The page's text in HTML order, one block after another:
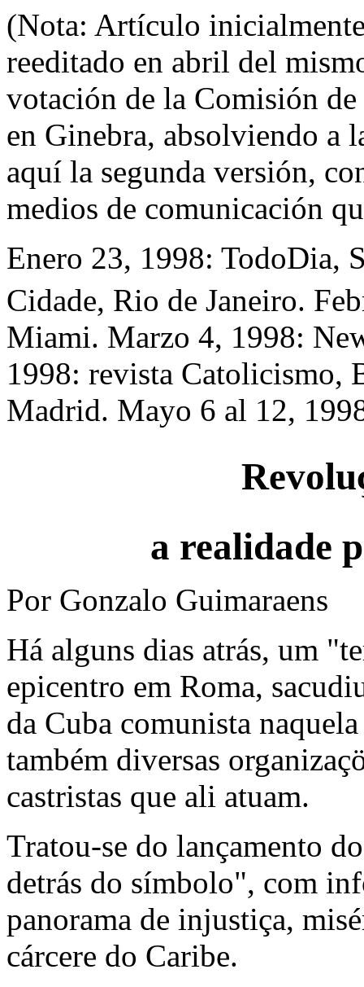
(Nota: Artículo
reeditado en abril del
votación de la Comisión
en Ginebra, absolviendo a
aquí la segunda versión,
medios de comunicación
Enero 23, 1998: TodoDia,
Cidade, Rio de Janeiro.
Miami. Marzo 4, 1998:
1998: revista Catolicismo,
Madrid. Mayo 6 al 12,
a realidade
Por Gonzalo Guimaraens
Há alguns dias atrás, um
epicentro em Roma,
da Cuba comunista
também diversas
castristas que ali atuam.
Tratou-se do lançamento
detrás do símbolo", com
panorama de injustiça,
cárcere do Caribe.